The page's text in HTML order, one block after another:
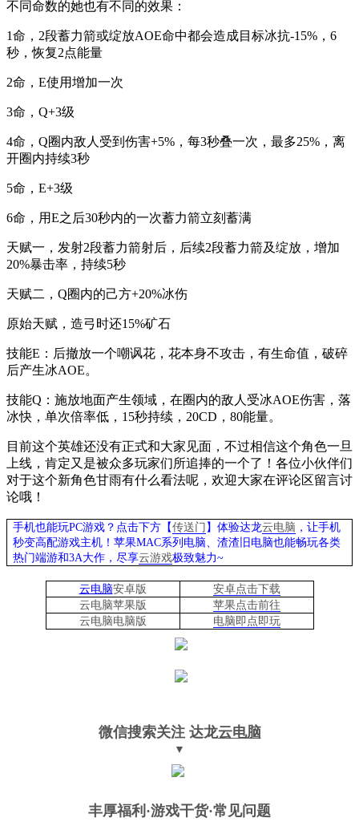
不同命数的她也有不同的效果：
1命， 2段蓄力箭或绽放AOE命中都会造成目标冰抗-15% ， 6
秒，恢复2点能量
2命， E使用增加一次
3命， Q+3级
4命， Q圈内敌人受到伤害+5% ，每3秒叠一次，最多25% ，离
开圈内持续3秒
5命， E+3级
6命，用E之后30秒内的一次蓄力箭立刻蓄满
天赋一，发射2段蓄力箭射后，后续2段蓄力箭及绽放，增加
20%暴击率，持续5秒
天赋二， Q圈内的己方+20%冰伤
原始天赋，造弓时还15%矿石
技能E ：后撤放一个嘲讽花，花本身不攻击，有生命值，破碎
后产生冰AOE。
技能Q ：施放地面产生领域，在圈内的敌人受冰AOE伤害，落
冰快，单次倍率低， 15秒持续， 20CD ， 80能量。
目前这个英雄还没有正式和大家见面，不过相信这个角色一旦
上线，肯定又是被众多玩家们所追捧的一个了！各位小伙伴们
对于这个新角色甘雨有什么看法呢，欢迎大家在评论区留言讨
论哦！
手机也能玩PC游戏？点击下方【传送门 】体验达龙云电脑 ，让手机
秒变高配游戏主机 ！苹果MAC系列电脑、渣渣旧电脑也能畅玩各类
热门端游和3A大作， 尽享云游戏极致魅力~
云电脑安卓版
安卓点击下载
云电脑苹果版
苹果点击前往
云电脑电脑 版 电脑即点即玩
微信搜索关注 达龙云电脑
▼
丰厚福利 ·游戏干货·常见问题